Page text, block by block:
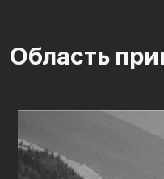
Область